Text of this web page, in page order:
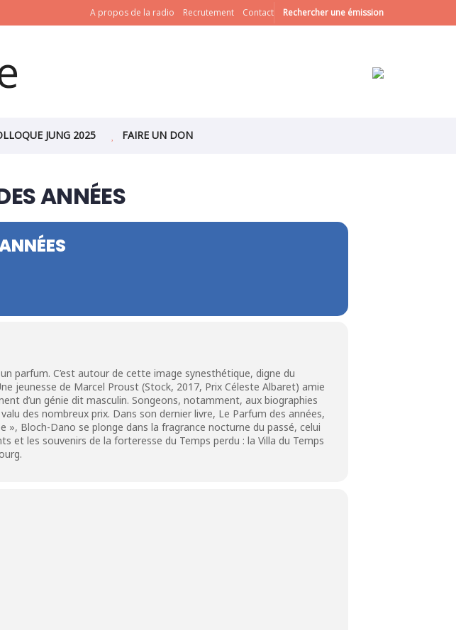
A propos de la radio Recrutement Contact Rechercher une émission
JUNG 2025 FAIRE UN DON
ANNÉES
parfum. C’est autour de cette image synesthétique, digne du
jeunesse de Marcel Proust (Stock, 2017, Prix Céleste Albaret) amie
d’un génie dit masculin. Songeons, notamment, aux biographies
des nombreux prix. Dans son dernier livre, Le Parfum des années,
Bloch-Dano se plonge dans la fragrance nocturne du passé, celui
et les souvenirs de la forteresse du Temps perdu : la Villa du Temps